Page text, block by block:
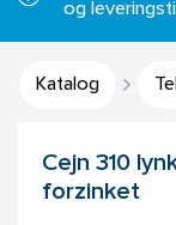
og
Katalog
Cejn 310
forzinket